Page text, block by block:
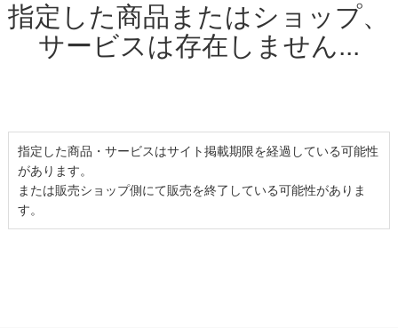
指定した商品またはショップ、
サービスは存在しません...
指定した商品・サービスはサイト掲載期限を経過している可能性
があります。
または販売ショップ側にて販売を終了している可能性がありま
す。